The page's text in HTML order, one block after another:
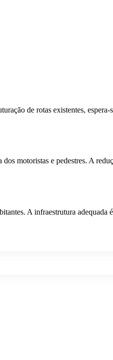
de rotas existentes, espera-
motoristas e pedestres. A
A infraestrutura adequada